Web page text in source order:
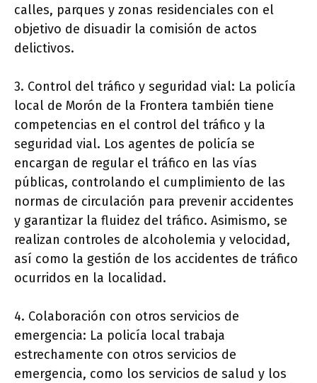
calles, parques y zonas residenciales con el
objetivo de disuadir la comisión de actos
delictivos.
3. Control del tráfico y seguridad vial: La policía
local de Morón de la Frontera también tiene
competencias en el control del tráfico y la
seguridad vial. Los agentes de policía se
encargan de regular el tráfico en las vías
públicas, controlando el cumplimiento de las
normas de circulación para prevenir accidentes
y garantizar la fluidez del tráfico. Asimismo, se
realizan controles de alcoholemia y velocidad,
así como la gestión de los accidentes de tráfico
ocurridos en la localidad.
4. Colaboración con otros servicios de
emergencia: La policía local trabaja
estrechamente con otros servicios de
emergencia, como los servicios de salud y los